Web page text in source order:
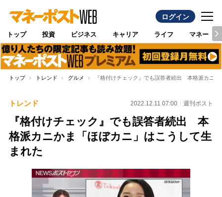
ログイン
トップ 投資 ビジネス キャリア ライフ マネー
トップ トレンド グルメ 『格付けチェック』でも誤答者続出 本格派カニ
トレンド 2022.12.11 07:00 週刊ポスト
『格付けチェック』でも誤答者続出 本
格派カニかま「ほぼカニ」はこうして生
まれた